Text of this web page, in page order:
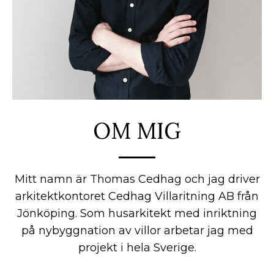
OM MIG
Mitt namn är Thomas Cedhag och jag driver
arkitektkontoret Cedhag Villaritning AB från
Jönköping. Som husarkitekt med inriktning
på nybyggnation av villor arbetar jag med
projekt i hela Sverige.